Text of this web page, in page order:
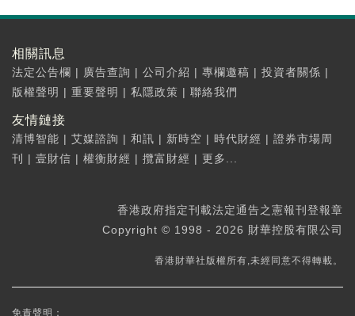
相關訊息
法定公告欄 | 廣告查詢 | 公司介紹 | 專欄邀稿 | 投資者關係 |
版權聲明 | 重要聲明 | 私隱政策 | 聯絡我們
友情鏈接
清博智能 | 艾媒諮詢 | 和訊 | 新時空 | 時代財經 | 證券市場周
刊
| 壹財信 | 權衡財經 | 攬富財經 | 更多...
香港政府指定刊載法定通告之憲報刊登報章
Copyright © 1998 - 2026 財華控股有限公司
香港財華社版權所有,未經同意不得轉載。
免責聲明：